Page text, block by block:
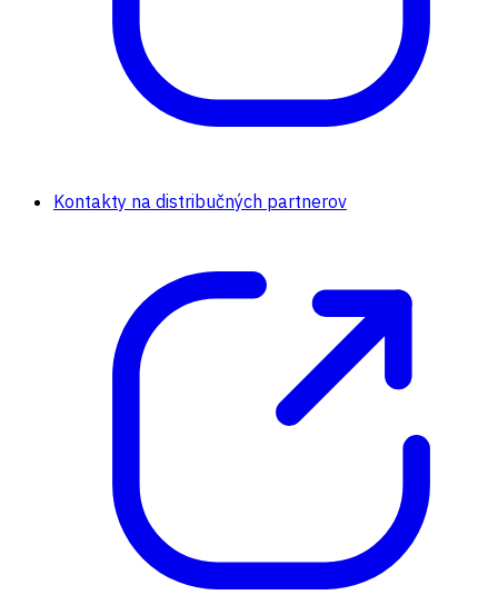
Kontakty na distribučných partnerov